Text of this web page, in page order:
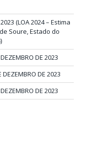
(LOA 2024 – Estima
Soure, Estado do
DE 2023
DEZEMBRO DE 2023
DE 2023